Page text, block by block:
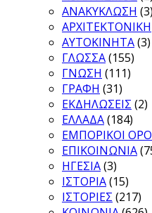
ΑΝΑΚΥΚΛΩΣΗ (3)
ΑΡΧΙΤΕΚΤΟΝΙΚΗ
ΑΥΤΟΚΙΝΗΤΑ(3)
ΓΛΩΣΣΑ(155)
ΓΝΩΣΗ (111)
ΓΡΑΦΗ (31)
ΕΚΔΗΛΩΣΕΙΣ (2)
ΕΛΛΑΔΑ(184)
ΕΜΠΟΡΙΚΟΙ
ΕΠΙΚΟΙΝΩΝΙΑ
ΗΓΕΣΙΑ(3)
ΙΣΤΟΡΙΑ(15)
ΙΣΤΟΡΙΕΣ (217)